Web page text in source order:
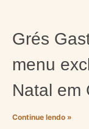
Grés
menu
Natal em
Continue lendo »